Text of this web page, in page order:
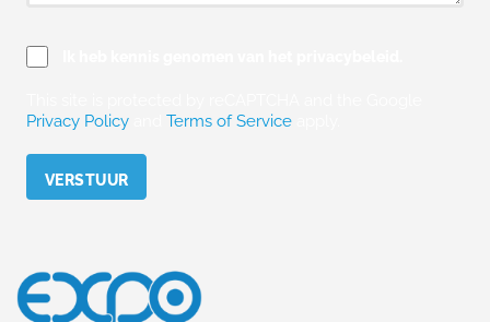
Privacy Policy
Terms of Service